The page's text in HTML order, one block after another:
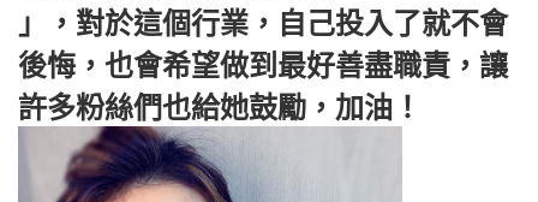
」，對於這個行業，自己投入了就不會
後悔，也會希望做到最好善盡職責，讓
許多粉絲們也給她鼓勵，加油！